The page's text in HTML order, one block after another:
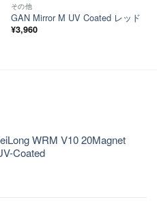
その他
GAN Mirror M UV Coated レッド
¥3,960
WRM V10 20Magnet
Coated